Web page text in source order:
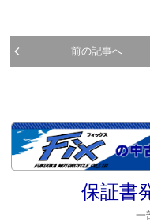
前の記事へ
保証書
一